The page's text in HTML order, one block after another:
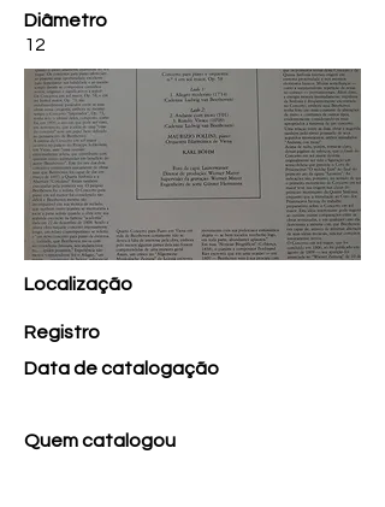
Diâmetro
12
Localização
Registro
Data de catalogação
Quem catalogou